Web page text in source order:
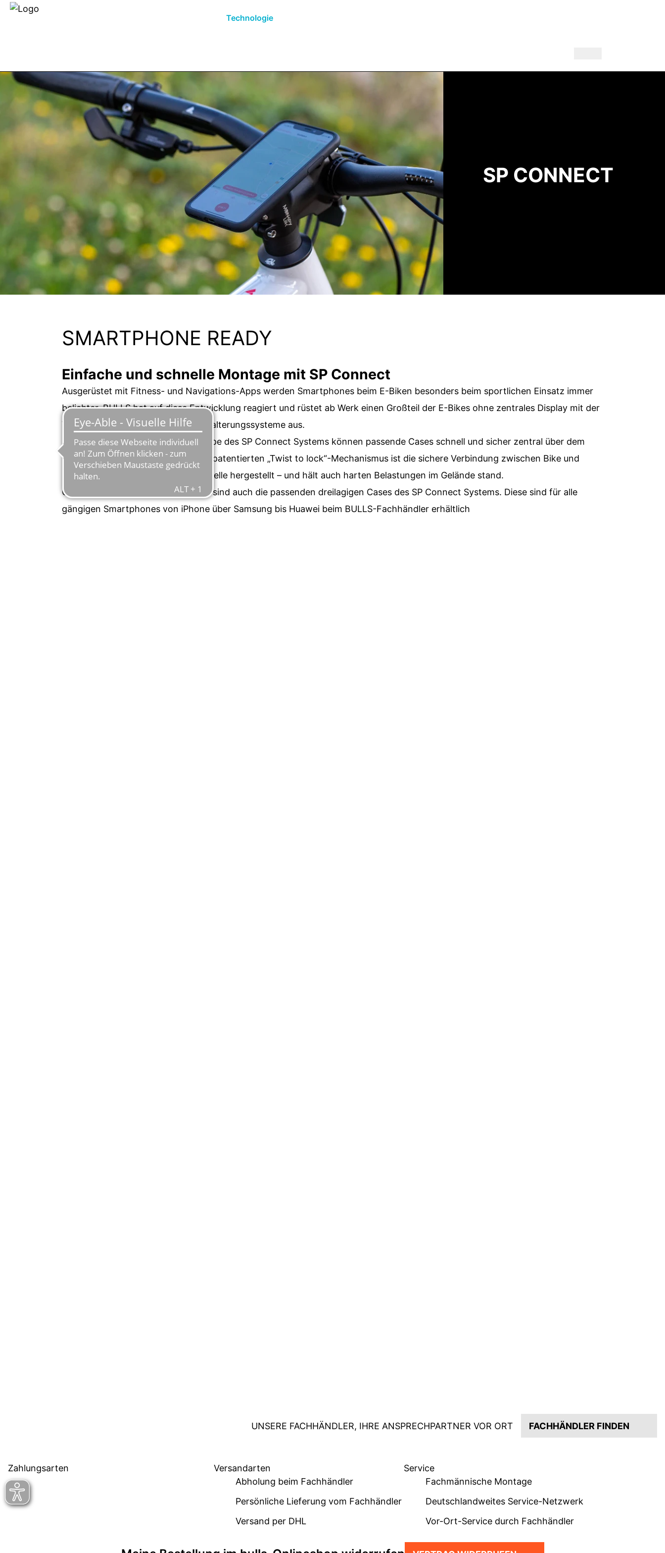
Technologie
SP CONNECT
SMARTPHONE READY
Einfache und schnelle Montage mit SP Connect
Ausgerüstet mit Fitness- und Navigations-Apps werden Smartphones beim E-Biken besonders beim sportlichen Einsatz immer
beliebter. BULLS hat auf diese Entwicklung reagiert und rüstet ab Werk einen Großteil der E-Bikes ohne zentrales Display mit der
Vorbereitung für eines der besten Halterungssysteme aus.
Über die integrierte Steuersatz-Kappe des SP Connect Systems können passende Cases schnell und sicher zentral über dem
Vorbau befestigt werden. Dank des patentierten „Twist to lock“-Mechanismus ist die sichere Verbindung zwischen Bike und
Smartphone dabei in Sekundenschnelle hergestellt – und hält auch harten Belastungen im Gelände stand.
Genauso robust wie die Verbindung sind auch die passenden dreilagigen Cases des SP Connect Systems. Diese sind für alle
gängigen Smartphones von iPhone über Samsung bis Huawei beim BULLS-Fachhändler erhältlich
UNSERE FACHHÄNDLER, IHRE ANSPRECHPARTNER VOR ORT FACHHÄNDLER FINDEN
Zahlungsarten
Versandarten
Abholung beim Fachhändler
Persönliche Lieferung vom Fachhändler
Versand per DHL
Service
Fachmännische Montage
Deutschlandweites Service-Netzwerk
Vor-Ort-Service durch Fachhändler